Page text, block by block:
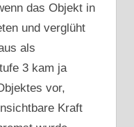
das Objekt in
und verglüht
als
3 kam ja
vor,
Kraft